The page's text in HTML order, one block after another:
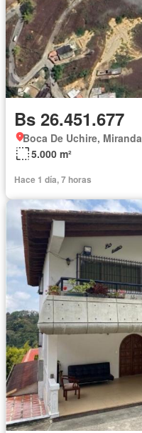
Bs 26.451.677
Boca De Uchire, Miranda
5.000 m²
Hace 1 día, 7 horas